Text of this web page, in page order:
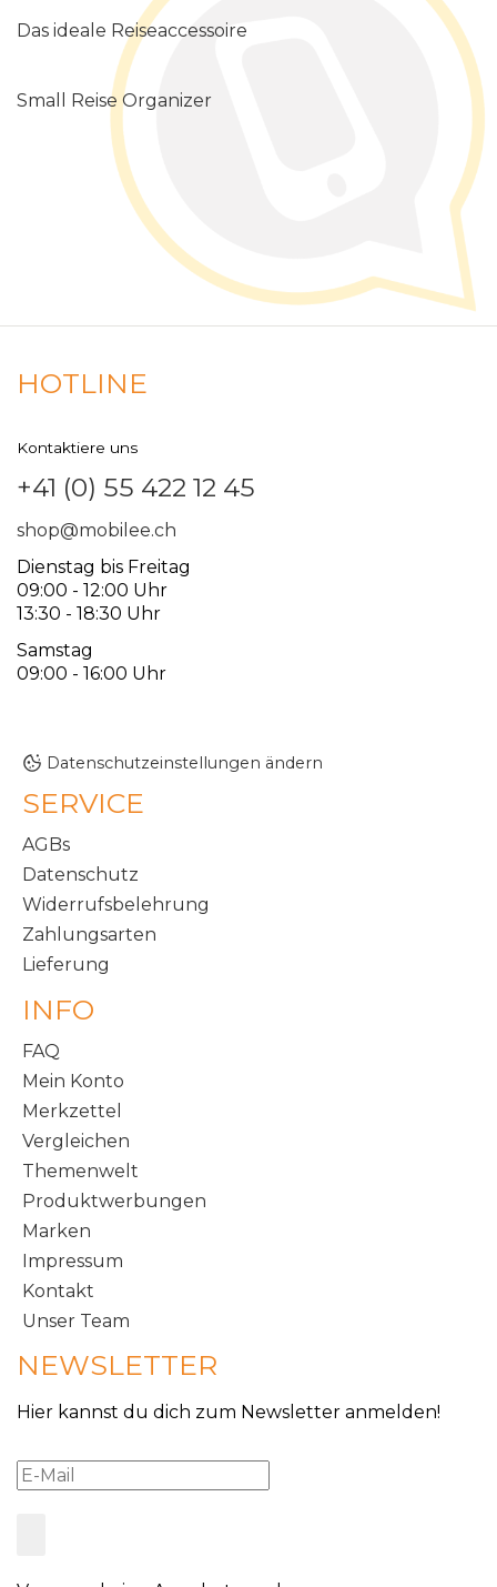
Das ideale Reiseaccessoire
Small Reise Organizer
HOTLINE
Kontaktiere uns
+41 (0) 55 422 12 45
shop@mobilee.ch
Dienstag bis Freitag
09:00 - 12:00 Uhr
13:30 - 18:30 Uhr
Samstag
09:00 - 16:00 Uhr
Datenschutzeinstellungen ändern
SERVICE
AGBs
Datenschutz
Widerrufsbelehrung
Zahlungsarten
Lieferung
INFO
FAQ
Mein Konto
Merkzettel
Vergleichen
Themenwelt
Produktwerbungen
Marken
Impressum
Kontakt
Unser Team
NEWSLETTER
Hier kannst du dich zum Newsletter anmelden!